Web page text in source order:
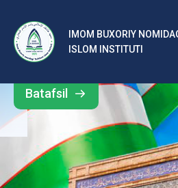
IMOM BUXORIY
ISLOM INSTITUTI
b
al
ar
o‘
rt
Barcha
yangiliklar
Batafsil